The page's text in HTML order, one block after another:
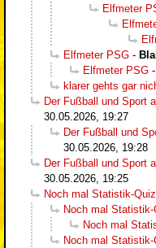
Elfmeter
Elfmeter PSG -
Elfmeter PSG -
klarer gehts gar
Der Fußball und Sport
30.05.2026, 19:27
Der Fußball und
30.05.2026, 19:28
Der Fußball und Sport
30.05.2026, 19:25
Noch mal Statistik-Quiz
Noch mal Statistik-
Noch mal
Noch mal Statistik-